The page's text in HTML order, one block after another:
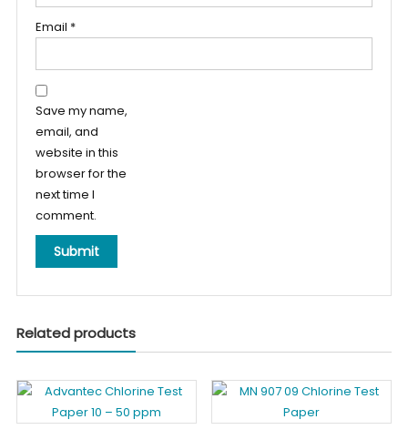
Email *
Save my name,
email, and
website in this
browser for the
next time I
comment.
Related products